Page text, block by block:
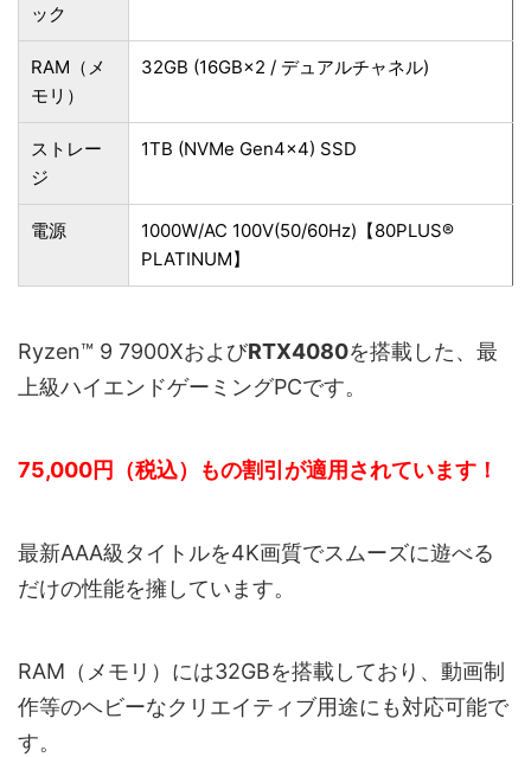
ック
RAM（メ
モリ）
32GB (16GB×2 / デュアルチャネル)
ストレー
ジ
1TB (NVMe Gen4×4) SSD
電源
1000W/AC 100V(50/60Hz)【80PLUS®
PLATINUM】
Ryzen™ 9 7900XおよびRTX4080を搭載した、最
上級ハイエンドゲーミングPCです。
75,000円（税込）もの割引が適用されています！
最新AAA級タイトルを4K画質でスムーズに遊べる
だけの性能を擁しています。
RAM（メモリ）には32GBを搭載しており、動画制
作等のヘビーなクリエイティブ用途にも対応可能で
す。